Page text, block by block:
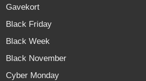
Gavekort
Black Friday
Black Week
Black November
Cyber Monday